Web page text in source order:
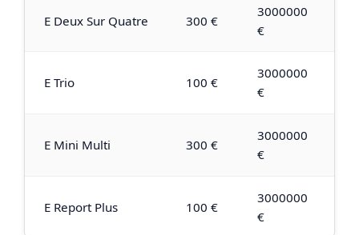
E Deux Sur Quatre 300 €
3000000
€
E Trio 100 €
3000000
€
E Mini Multi 300 €
3000000
€
E Report Plus 100 €
3000000
€